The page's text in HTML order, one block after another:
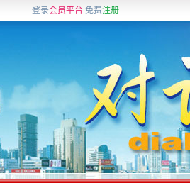
登录会员平台 免费注册